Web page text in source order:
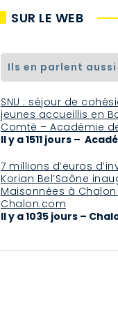
SUR LE WEB
ils en parlent aussi
SNU : séjour de
jeunes accueillis en
Comté – Académie
Il y a 1511 jours –
7 millions d’euros
Korian Bel’Saône
Maisonnées à
Chalon.com
Il y a 1035 jours –